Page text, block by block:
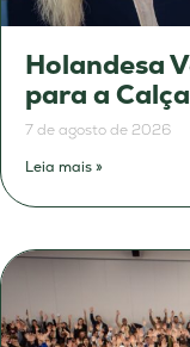
Holandesa
para a
7 de agosto de 2026
Leia mais »